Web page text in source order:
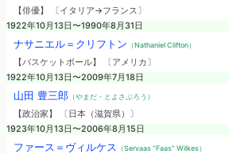
【俳優】 〔イタリア→フランス〕
1922年10月13日〜1990年8月31日
ナサニエル＝クリフトン （Nathaniel Clifton）
【バスケットボール】 〔アメリカ〕
1922年10月13日〜2009年7月18日
山田 豊三郎（やまだ・とよさぶろう）
【政治家】 〔日本（滋賀県）〕
1923年10月13日〜2006年8月15日
ファース＝ヴィルケス （Servaas “Faas” Wilkes）